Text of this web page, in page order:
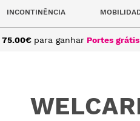
INCONTINÊNCIA
75.00€ para ganhar Portes grátis